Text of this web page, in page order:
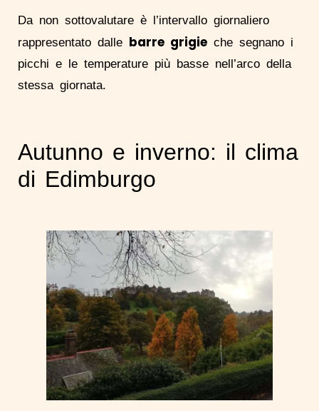
Da non sottovalutare è l’intervallo giornaliero
rappresentato dalle barre grigie che segnano i
picchi e le temperature più basse nell’arco della
stessa giornata.
Autunno e inverno: il clima
di Edimburgo